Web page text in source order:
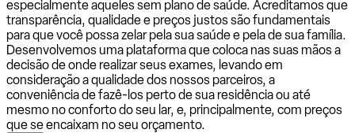
especialmente aqueles sem plano de saúde. Acreditamos que
transparência, qualidade e preços justos são fundamentais
para que você possa zelar pela sua saúde e pela de sua família.
Desenvolvemos uma plataforma que coloca nas suas mãos a
decisão de onde realizar seus exames, levando em
consideração a qualidade dos nossos parceiros, a
conveniência de fazê-los perto de sua residência ou até
mesmo no conforto do seu lar, e, principalmente, com preços
que se encaixam no seu orçamento.